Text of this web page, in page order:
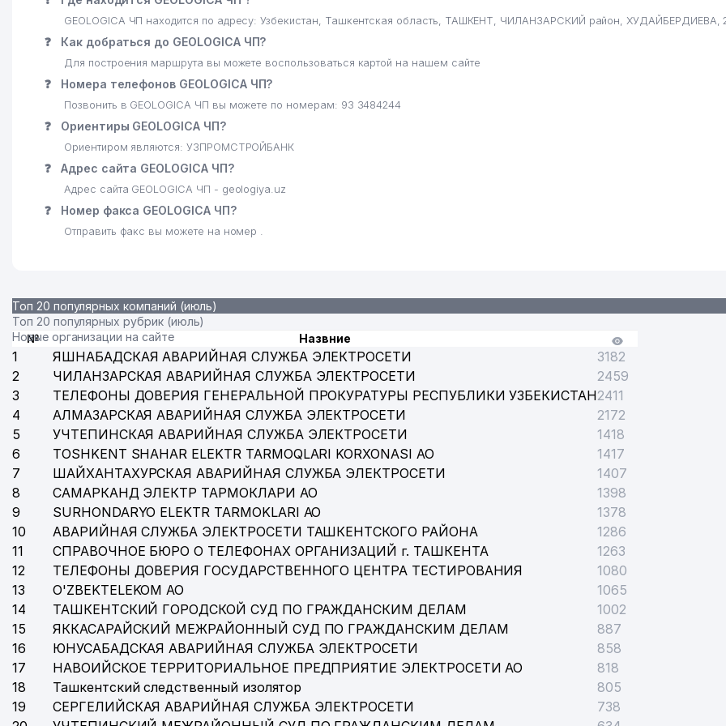
23 ОТДЕЛЕНИЕ СВЯЗИ № 96
24 ПАРК КУЛЬТУРЫ И ОТДЫХА им. ГАФУРА ГУЛЯМА
BILIMINTERTRANS ООО
GEOLOGICA ЧП находится по адресу: Узбекистан, Ташкентская область, ТАШКЕНТ, ЧИЛАНЗАРСКИЙ район, ХУДАЙБЕРДИЕВА,
❓ Как добраться до GEOLOGICA ЧП?
Для построения маршрута вы можете воспользоваться картой на нашем сайте
❓ Номера телефонов GEOLOGICA ЧП?
Позвонить в GEOLOGICA ЧП вы можете по номерам: 93 3484244
❓ Ориентиры GEOLOGICA ЧП?
Ориентиром являются: УЗПРОМСТРОЙБАНК
❓ Адрес сайта GEOLOGICA ЧП?
Адрес сайта GEOLOGICA ЧП - geologiya.uz
❓ Номер факса GEOLOGICA ЧП?
Отправить факс вы можете на номер .
Топ 20 популярных компаний (июль)
Топ 20 популярных рубрик (июль)
Новые организации на сайте
№ Назвние
1 ЯШНАБАДСКАЯ АВАРИЙНАЯ СЛУЖБА ЭЛЕКТРОСЕТИ
3182
2
ЧИЛАНЗАРСКАЯ АВАРИЙНАЯ СЛУЖБА ЭЛЕКТРОСЕТИ
2459
3
ТЕЛЕФОНЫ ДОВЕРИЯ ГЕНЕРАЛЬНОЙ ПРОКУРАТУРЫ РЕСПУБЛИКИ УЗБЕКИСТАН2411
4
АЛМАЗАРСКАЯ АВАРИЙНАЯ СЛУЖБА ЭЛЕКТРОСЕТИ
2172
5
УЧТЕПИНСКАЯ АВАРИЙНАЯ СЛУЖБА ЭЛЕКТРОСЕТИ
1418
6
TOSHKENT SHAHAR ELEKTR TARMOQLARI KORXONASI АО
1417
7
ШАЙХАНТАХУРСКАЯ АВАРИЙНАЯ СЛУЖБА ЭЛЕКТРОСЕТИ
1407
8
САМАРКАНД ЭЛЕКТР ТАРМОКЛАРИ АО
1398
9
SURHONDARYO ELEKTR TARMOKLARI АО
1378
10
АВАРИЙНАЯ СЛУЖБА ЭЛЕКТРОСЕТИ ТАШКЕНТСКОГО РАЙОНА
1286
11
СПРАВОЧНОЕ БЮРО О ТЕЛЕФОНАХ ОРГАНИЗАЦИЙ г. ТАШКЕНТА
1263
12
ТЕЛЕФОНЫ ДОВЕРИЯ ГОСУДАРСТВЕННОГО ЦЕНТРА ТЕСТИРОВАНИЯ
1080
13
O'ZBEKTELEKOM АО
1065
14
ТАШКЕНТСКИЙ ГОРОДСКОЙ СУД ПО ГРАЖДАНСКИМ ДЕЛАМ
1002
15
ЯККАСАРАЙСКИЙ МЕЖРАЙОННЫЙ СУД ПО ГРАЖДАНСКИМ ДЕЛАМ
887
16
ЮНУСАБАДСКАЯ АВАРИЙНАЯ СЛУЖБА ЭЛЕКТРОСЕТИ
858
17
НАВОИЙСКОЕ ТЕРРИТОРИАЛЬНОЕ ПРЕДПРИЯТИЕ ЭЛЕКТРОСЕТИ АО
818
18
Ташкентский следственный изолятор
805
19
СЕРГЕЛИЙСКАЯ АВАРИЙНАЯ СЛУЖБА ЭЛЕКТРОСЕТИ
738